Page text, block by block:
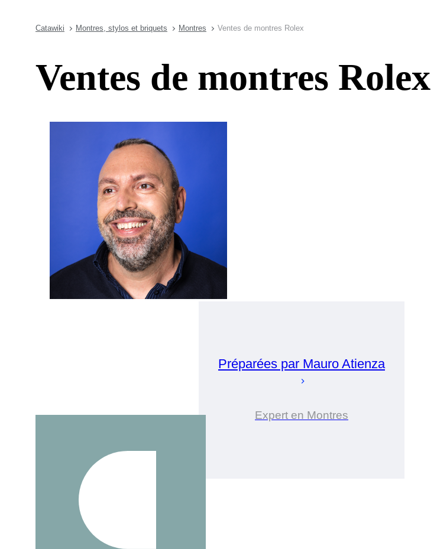
Catawiki Montres, stylos et briquets Montres Ventes de montres Rolex
Ventes de montres Rolex
Préparées par Mauro Atienza
Expert en Montres